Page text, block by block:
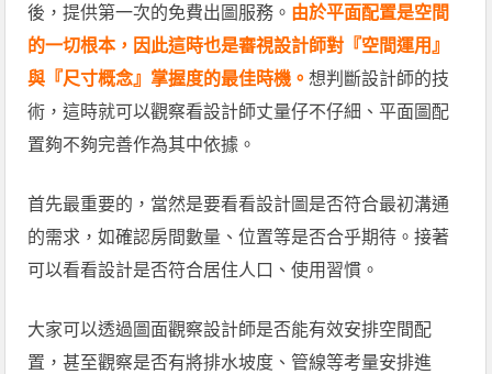
後，提供第一次的免費出圖服務。 由於平面配置是空間
的一切根本，因此這時也是審視設計師對『空間運用』
與『尺寸概念』掌握度的最佳時機。想判斷設計師的技
術，這時就可以觀察看設計師丈量仔不仔細、平面圖配
置夠不夠完善作為其中依據。
首先最重要的，當然是要看看設計圖是否符合最初溝通
的需求，如確認房間數量、位置等是否合乎期待。接著
可以看看設計是否符合居住人口、使用習慣。
大家可以透過圖面觀察設計師是否能有效安排空間配
置，甚至觀察是否有將排水坡度、管線等考量安排進